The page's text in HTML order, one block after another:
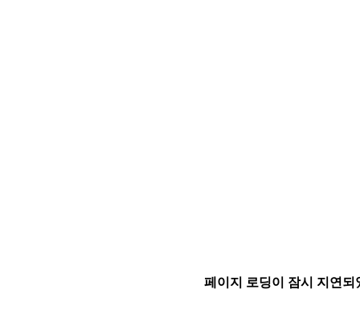
페이지 로딩이 잠시 지연